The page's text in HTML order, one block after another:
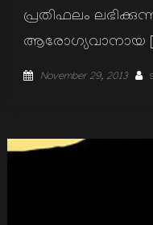
പ്രതിഫലം
ആരോഗ്യവാനായ
Posted
November 29, 2013